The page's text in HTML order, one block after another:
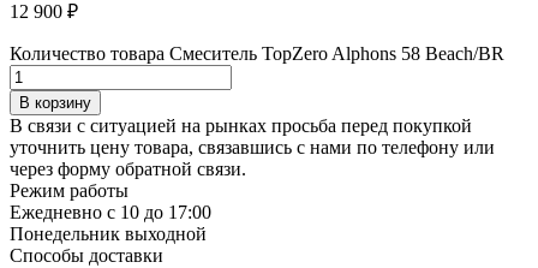
12 900 ₽
Количество товара Смеситель TopZero Alphons 58 Beach/BR
В корзину
В связи с ситуацией на рынках просьба перед покупкой
уточнить цену товара, связавшись с нами по телефону или
через форму обратной связи.
Режим работы
Ежедневно с 10 до 17:00
Понедельник выходной
Способы доставки